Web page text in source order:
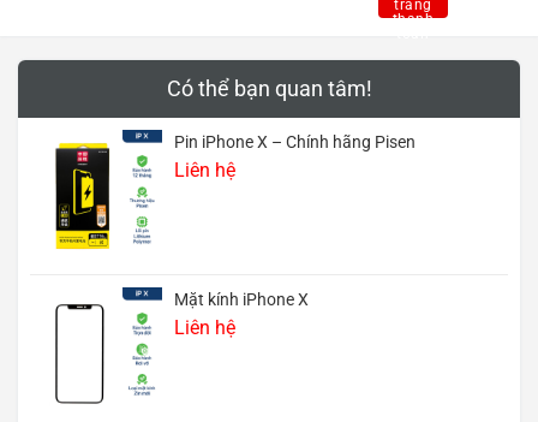
Có thể bạn quan tâm!
Pin iPhone X – Chính hãng Pisen
Liên hệ
Mặt kính iPhone X
Liên hệ